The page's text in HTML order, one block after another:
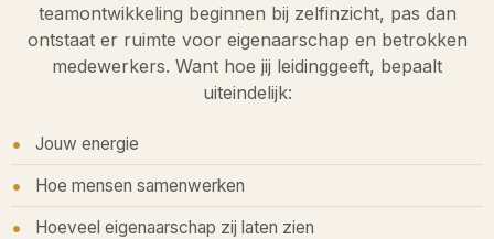
teamontwikkeling beginnen bij zelfinzicht, pas dan
ontstaat er ruimte voor eigenaarschap en betrokken
medewerkers. Want hoe jij leidinggeeft, bepaalt
uiteindelijk:
Jouw energie
Hoe mensen samenwerken
Hoeveel eigenaarschap zij laten zien